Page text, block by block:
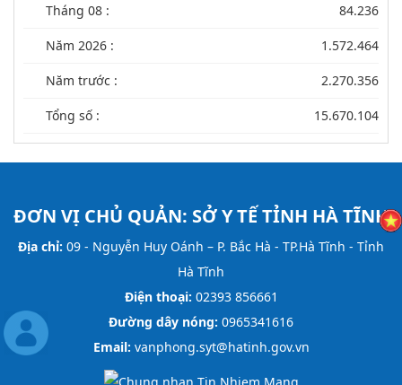
Tháng 08 : 84.236
Năm 2026 : 1.572.464
Năm trước : 2.270.356
Tổng số : 15.670.104
ĐƠN VỊ CHỦ QUẢN: SỞ Y TẾ TỈNH HÀ TĨNH
Địa chỉ: 09 - Nguyễn Huy Oánh – P. Bắc Hà - TP.Hà Tĩnh - Tỉnh
Hà Tĩnh
Điện thoại: 02393 856661
Đường dây nóng: 0965341616
Email: vanphong.syt@hatinh.gov.vn